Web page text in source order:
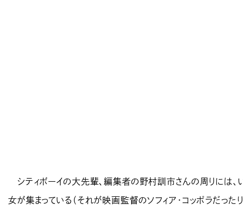
シティボーイの大先輩、編集者の野村訓市さんの周りには、
女が集まっている（それが映画監督のソフィア・コッポラだった